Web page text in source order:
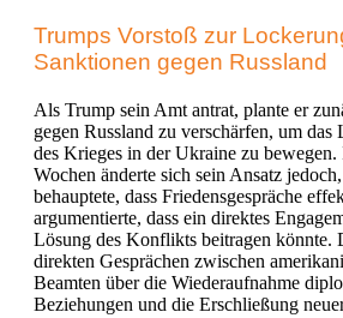
Trumps Vorstoß zur
Sanktionen gegen Russland
Als Trump sein Amt antrat, plante er
gegen Russland zu verschärfen, um
des Krieges in der Ukraine zu
Wochen änderte sich sein Ansatz jedoch,
behauptete, dass Friedensgespräche
argumentierte, dass ein direktes
Lösung des Konflikts beitragen könnte.
direkten Gesprächen zwischen
Beamten über die Wiederaufnahme
Beziehungen und die Erschließung